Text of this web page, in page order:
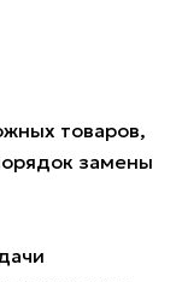
товаров,
замены